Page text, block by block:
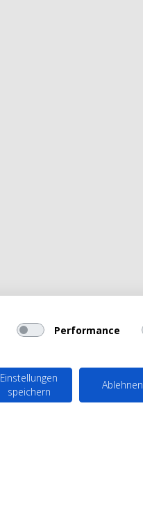
Performance
Einstellungen
speichern
Ablehnen